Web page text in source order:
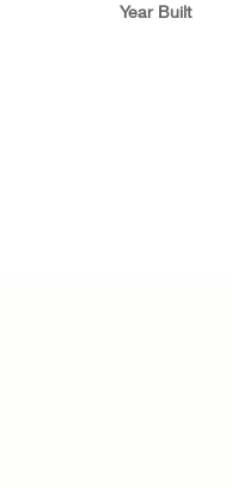
Year Built